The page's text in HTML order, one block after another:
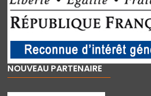
NOUVEAU PARTENAIRE